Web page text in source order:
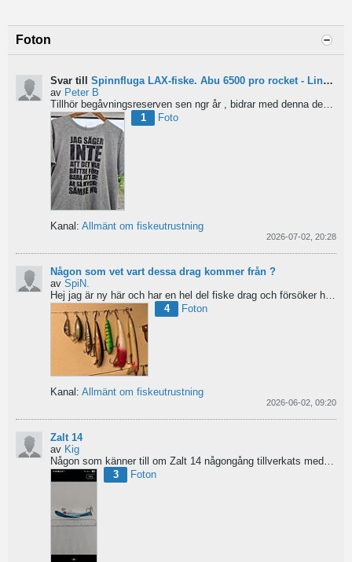
Foton
Svar till Spinnfluga LAX-fiske. Abu 6500 pro rocket - Lina för kort?
av Peter B
Tillhör begåvningsreserven sen ngr år , bidrar med denna devis.
1
Foto
Kanal: Allmänt om fiskeutrustning
2026-07-02, 20:28
Någon som vet vart dessa drag kommer från ?
av SpiN.
4
Foton
Kanal: Allmänt om fiskeutrustning
2026-06-02, 09:20
Zalt 14
av Kig
Någon som känner till om Zalt 14 någongång tillverkats med fenor?
3
Foton